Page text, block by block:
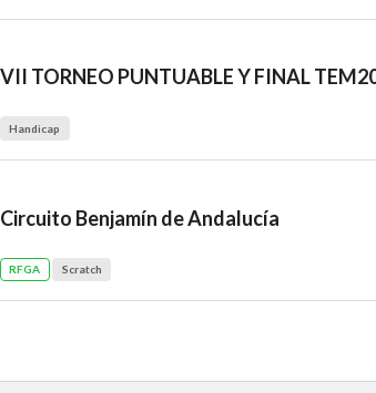
Handicap
Circuito Benjamín de Andalucía
RFGA Scratch